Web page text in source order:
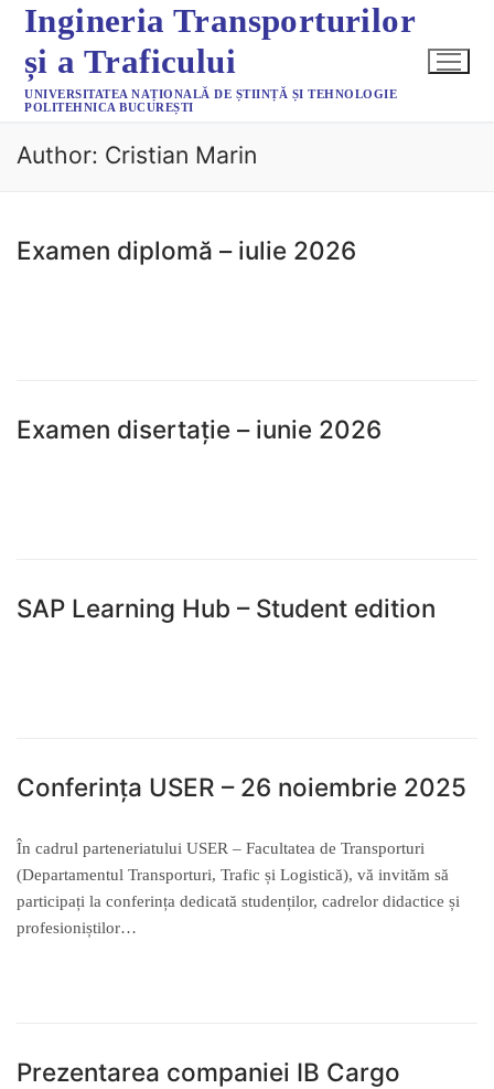
Ingineria Transporturilor
și a Traficului
UNIVERSITATEA NAȚIONALĂ DE ȘTIINȚĂ ȘI TEHNOLOGIE
POLITEHNICA BUCUREȘTI
Author: Cristian Marin
Examen diplomă – iulie 2026
Examen disertație – iunie 2026
SAP Learning Hub – Student edition
Conferința USER – 26 noiembrie 2025
În cadrul parteneriatului USER – Facultatea de Transporturi
(Departamentul Transporturi, Trafic și Logistică), vă invităm să
participați la conferința dedicată studenților, cadrelor didactice și
profesioniștilor…
Prezentarea companiei IB Cargo